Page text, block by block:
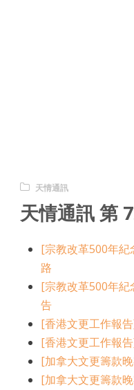
天情通訊
天情通訊 第
[宗教改革500年紀
路
[宗教改革500年紀
告
[香港文更工作報
[香港文更工作報
[加拿大文更籌款
[加拿大文更籌款